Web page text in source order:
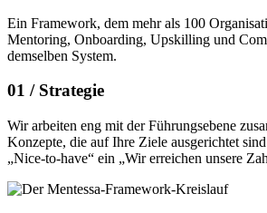
Ein Framework, dem mehr als 100
Mentoring, Onboarding, Upskilling und
demselben System.
01 /Strategie
Wir arbeiten eng mit der Führungsebene
Konzepte, die auf Ihre Ziele ausgerichtet
„Nice-to-have“ ein „Wir erreichen unsere